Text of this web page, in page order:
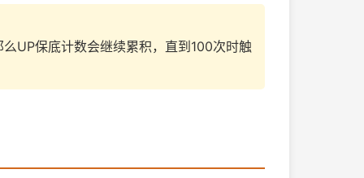
UP保底计数会继续累积，直到100次时触